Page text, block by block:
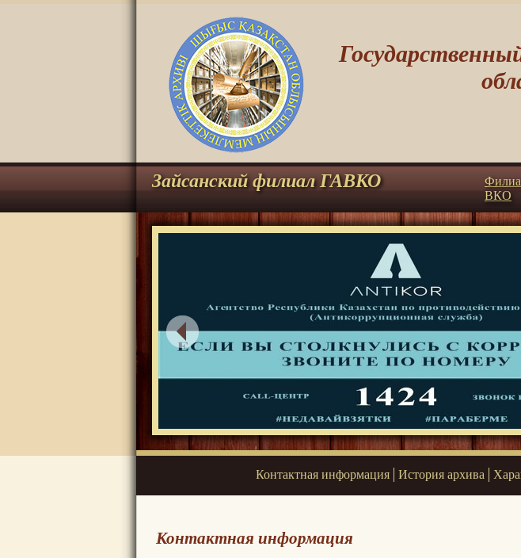
Зайсанский филиал ГАВКО
ВКО
Контактная информация История архива
Контактная информация